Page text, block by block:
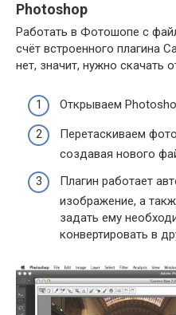
Photoshop
Работать в Фотошопе с
счёт встроенного плагина
нет, значит, нужно скачать
Открываем
Перетаскиваем
создавая нового
Плагин работает
изображение, а
задать ему
конвертировать в